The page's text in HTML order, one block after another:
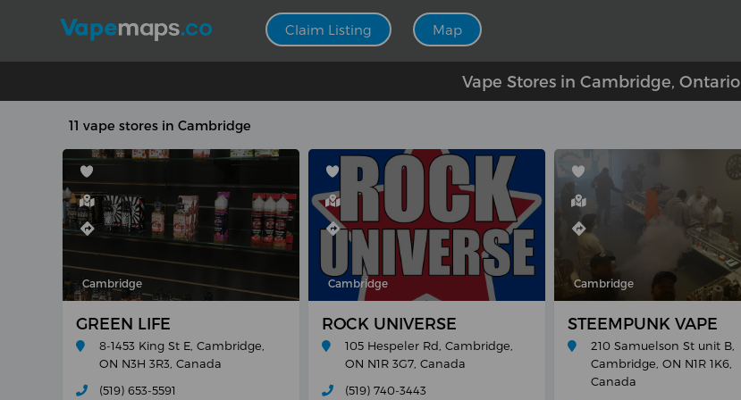
Claim Listing Map
Vape Stores in Cambridge, Ontario
11 vape stores in Cambridge
Cambridge
GREEN LIFE
8-1453 King St E, Cambridge,
ON N3H 3R3, Canada
(519) 653-5591
Cambridge
ROCK UNIVERSE
105 Hespeler Rd, Cambridge,
ON N1R 3G7, Canada
(519) 740-3443
Cambridge
STEEMPUNK VAPE
210 Samuelson St unit B,
Cambridge, ON N1R 1K6,
Canada